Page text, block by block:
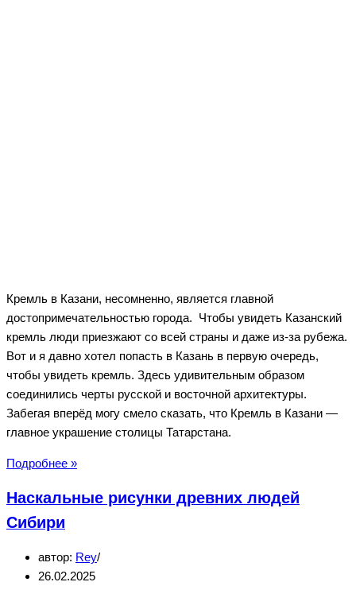
Кремль в Казани, несомненно, является главной
достопримечательностью города. Чтобы увидеть Казанский
кремль люди приезжают со всей страны и даже из-за рубежа.
Вот и я давно хотел попасть в Казань в первую очередь,
чтобы увидеть кремль. Здесь удивительным образом
соединились черты русской и восточной архитектуры.
Забегая вперёд могу смело сказать, что Кремль в Казани —
главное украшение столицы Татарстана.
Подробнее »Кремль
Казани
украшение
столицы
Наскальные рисунки древних людей
Сибири
автор: Rey
26.02.2025